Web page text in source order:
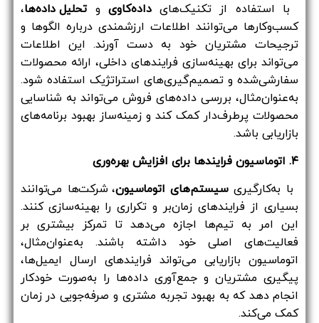
با استفاده از تکنیک‌هایداده‌کاویوتحلیل داده‌ها،
کسب‌وکارها می‌توانند اطلاعات ارزشمندی درباره الگوها و
ترجیحات مشتریان خود به دست آورند. این اطلاعات
می‌تواند برای بهینه‌سازی فرایندهای داخلی، ارائه محصولات
سفارشی‌شده و تصمیم‌گیری‌های استراتژیک استفاده شود.
به‌عنوان‌مثال، بررسی داده‌های فروش می‌تواند به شناسایی
محصولات پرطرف‌دار کمک کند و زمینه‌ساز بهبود برنامه‌های
بازاریابی باشد.
۴. اتوماسیون فرایندها برای افزایش بهره‌وری
با به‌کارگیریسیستم‌های اتوماسیون، شرکت‌ها می‌توانند
بسیاری از فرایندهای زمان‌بر و تکراری را بهینه‌سازی کنند.
این امر به تیم‌ها اجازه می‌دهد تا تمرکز بیشتری بر
فعالیت‌های اصلی خود داشته باشند. به‌عنوان‌مثال،
اتوماسیون بازاریابی می‌تواند فرایندهای ارسال ایمیل‌ها،
پیگیری مشتریان و جمع‌آوری داده‌ها را به‌صورت خودکار
انجام دهد که به بهبود تجربه مشتری و صرفه‌جویی در زمان
کمک می‌کند.